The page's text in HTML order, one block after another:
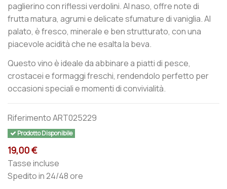
paglierino con riflessi verdolini. Al naso, offre note di
frutta matura, agrumi e delicate sfumature di vaniglia. Al
palato, è fresco, minerale e ben strutturato, con una
piacevole acidità che ne esalta la beva.
Questo vino è ideale da abbinare a piatti di pesce,
crostacei e formaggi freschi, rendendolo perfetto per
occasioni speciali e momenti di convivialità.
RiferimentoART025229
Prodotto Disponibile
19,00 €
Tasse incluse
Spedito in 24/48 ore